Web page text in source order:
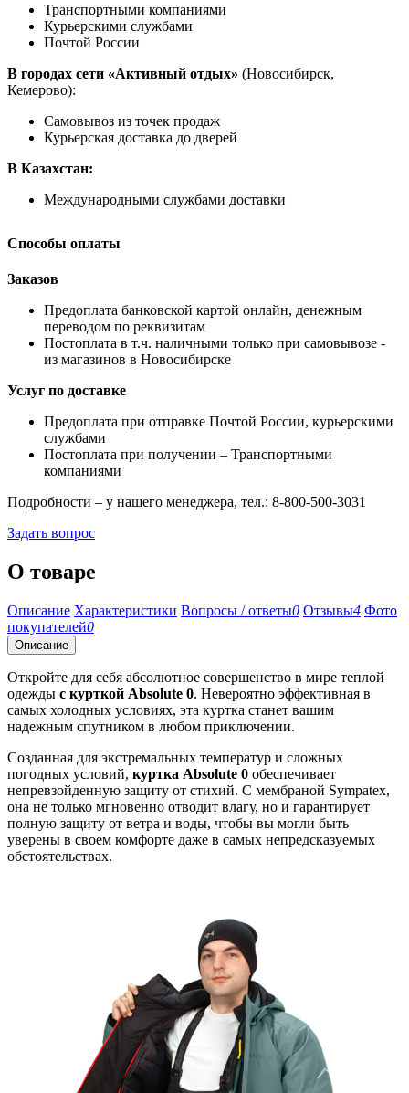
Транспортными компаниями
Курьерскими службами
Почтой России
В городах сети «Активный отдых» (Новосибирск,
Кемерово):
Самовывоз из точек продаж
Курьерская доставка до дверей
В Казахстан:
Международными службами доставки
Способы оплаты
Заказов
Предоплата банковской картой онлайн, денежным
переводом по реквизитам
Постоплата в т.ч. наличными только при самовывозе -
из магазинов в Новосибирске
Услуг по доставке
Предоплата при отправке Почтой России, курьерскими
службами
Постоплата при получении – Транспортными
компаниями
Подробности – у нашего менеджера, тел.: 8-800-500-3031
Задать вопрос
О товаре
Описание Характеристики Вопросы / ответы0 Отзывы4 Фото
покупателей0
Описание
Откройте для себя абсолютное совершенство в мире теплой
одежды с курткой Absolute 0. Невероятно эффективная в
самых холодных условиях, эта куртка станет вашим
надежным спутником в любом приключении.
Созданная для экстремальных температур и сложных
погодных условий, куртка Absolute 0 обеспечивает
непревзойденную защиту от стихий. С мембраной Sympatex,
она не только мгновенно отводит влагу, но и гарантирует
полную защиту от ветра и воды, чтобы вы могли быть
уверены в своем комфорте даже в самых непредсказуемых
обстоятельствах.